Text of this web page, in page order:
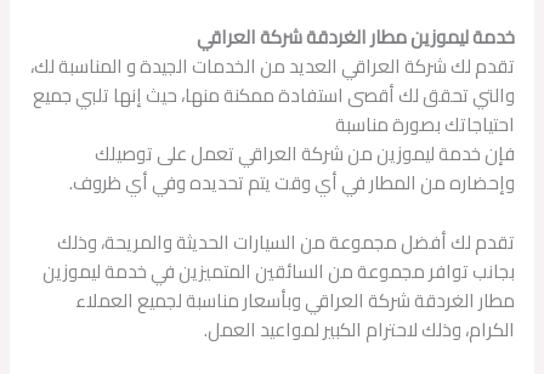
خدمة ليموزين مطار الغردقة شركة العراقي
تقدم لك شركة العراقي العديد من الخدمات الجيدة و المناسبة لك،
والتي تحقق لك أقصى استفادة ممكنة منها، حيث إنها تلبي جميع
احتياجاتك بصورة مناسبة
فإن خدمة ليموزين من شركة العراقي تعمل على توصيلك
وإحضاره من المطار في أي وقت يتم تحديده وفي أي ظروف.
تقدم لك أفضل مجموعة من السيارات الحديثة والمريحة، وذلك
بجانب توافر مجموعة من السائقين المتميزين في خدمة ليموزين
مطار الغردقة شركة العراقي وبأسعار مناسبة لجميع العملاء
الكرام، وذلك لاحترام الكبير لمواعيد العمل.